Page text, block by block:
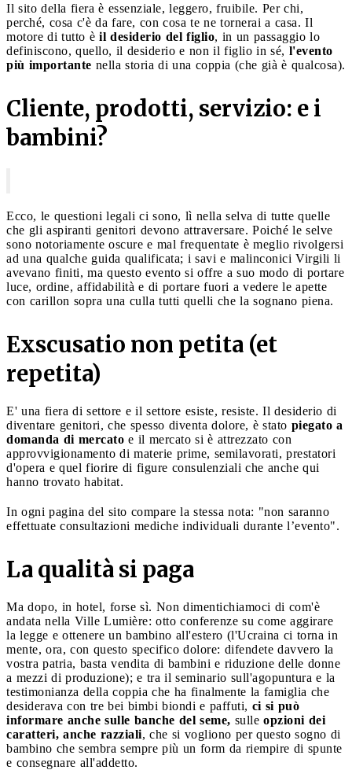
Il sito della fiera è essenziale, leggero, fruibile. Per chi,
perché, cosa c'è da fare, con cosa te ne tornerai a casa. Il
motore di tutto è il desiderio del figlio, in un passaggio lo
definiscono, quello, il desiderio e non il figlio in sé, l'evento
più importante nella storia di una coppia (che già è qualcosa).
Cliente, prodotti, servizio: e i
bambini?
Ecco, le questioni legali ci sono, lì nella selva di tutte quelle
che gli aspiranti genitori devono attraversare. Poiché le selve
sono notoriamente oscure e mal frequentate è meglio rivolgersi
ad una qualche guida qualificata; i savi e malinconici Virgili li
avevano finiti, ma questo evento si offre a suo modo di portare
luce, ordine, affidabilità e di portare fuori a vedere le apette
con carillon sopra una culla tutti quelli che la sognano piena.
Exscusatio non petita (et
repetita)
E' una fiera di settore e il settore esiste, resiste. Il desiderio di
diventare genitori, che spesso diventa dolore, è stato piegato a
domanda di mercato e il mercato si è attrezzato con
approvvigionamento di materie prime, semilavorati, prestatori
d'opera e quel fiorire di figure consulenziali che anche qui
hanno trovato habitat.
In ogni pagina del sito compare la stessa nota: "non saranno
effettuate consultazioni mediche individuali durante l’evento".
La qualità si paga
Ma dopo, in hotel, forse sì. Non dimentichiamoci di com'è
andata nella Ville Lumière: otto conferenze su come aggirare
la legge e ottenere un bambino all'estero (l'Ucraina ci torna in
mente, ora, con questo specifico dolore: difendete davvero la
vostra patria, basta vendita di bambini e riduzione delle donne
a mezzi di produzione); e tra il seminario sull'agopuntura e la
testimonianza della coppia che ha finalmente la famiglia che
desiderava con tre bei bimbi biondi e paffuti, ci si può
informare anche sulle banche del seme, sulle opzioni dei
caratteri, anche razziali, che si vogliono per questo sogno di
bambino che sembra sempre più un form da riempire di spunte
e consegnare all'addetto.